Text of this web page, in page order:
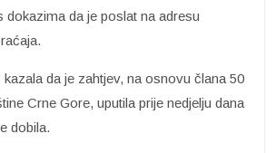
dokazima da je poslat na adresu
kazala da je zahtjev, na osnovu člana 50
Crne Gore, uputila prije nedjelju dana
dobila.